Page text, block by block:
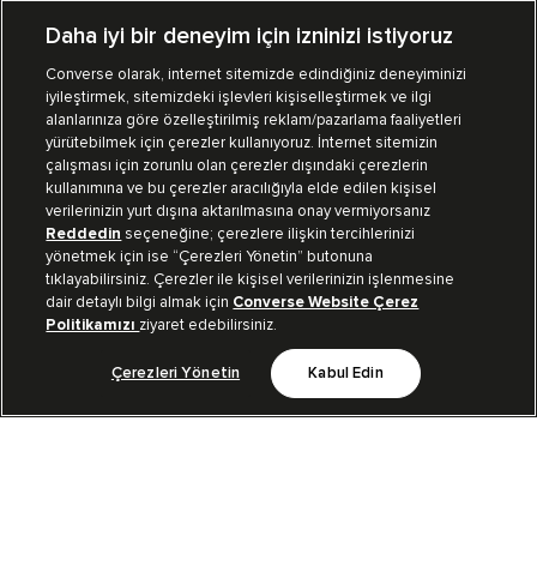
Mağazalarımız Sipariş Takibi
Müşteri İlişkileri
Koleksiyon
Kurumsal
Bizi Takip Et
Daha iyi bir deneyim için izninizi istiyoruz
Converse olarak, internet sitemizde edindiğiniz deneyiminizi
iyileştirmek, sitemizdeki işlevleri kişiselleştirmek ve ilgi
alanlarınıza göre özelleştirilmiş reklam/pazarlama faaliyetleri
yürütebilmek için çerezler kullanıyoruz. İnternet sitemizin
çalışması için zorunlu olan çerezler dışındaki çerezlerin
kullanımına ve bu çerezler aracılığıyla elde edilen kişisel
verilerinizin yurt dışına aktarılmasına onay vermiyorsanız
Reddedin seçeneğine; çerezlere ilişkin tercihlerinizi
yönetmek için ise “Çerezleri Yönetin” butonuna
tıklayabilirsiniz. Çerezler ile kişisel verilerinizin işlenmesine
dair detaylı bilgi almak için Converse Website Çerez
Politikamızı ziyaret edebilirsiniz.
Çerezleri Yönetin Kabul Edin